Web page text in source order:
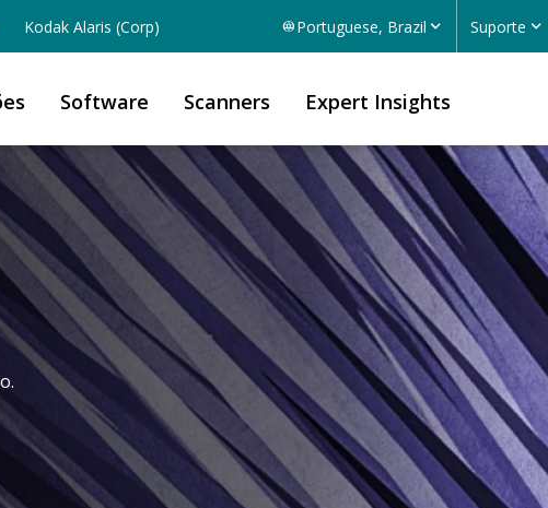
Kodak Alaris (Corp) Portuguese, Brazil Suporte
Software Scanners Expert Insights